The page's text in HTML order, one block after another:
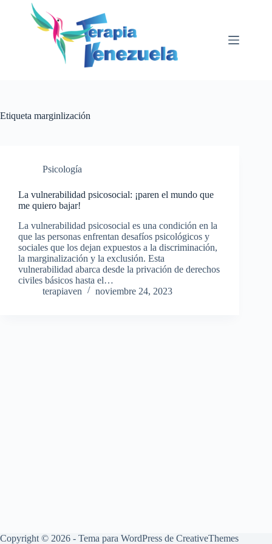
contenido
Etiqueta marginlización
Psicología
La vulnerabilidad psicosocial: ¡paren el mundo que
me quiero bajar!
La vulnerabilidad psicosocial es una condición en la
que las personas enfrentan desafíos psicológicos y
sociales que los dejan expuestos a la discriminación,
la marginalización y la exclusión. Esta
vulnerabilidad abarca desde la privación de derechos
civiles básicos hasta el…
terapiaven
noviembre 24, 2023
Copyright © 2026 - Tema para WordPress de CreativeThemes